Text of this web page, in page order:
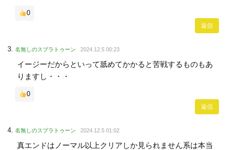
0
返信
名無しのスプラトゥーン 2024.12.5 00:23
イージーだからといって舐めてかかると苦戦するものもあ
りますし・・・
0
返信
名無しのスプラトゥーン 2024.12.5 01:02
真エンドはノーマル以上クリアしか見られません系は本当